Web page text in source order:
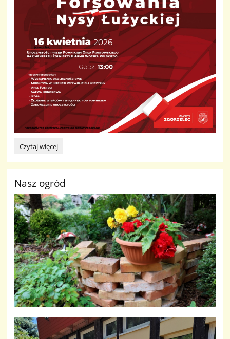
Forsowanie
Łużyckiej:
Czytaj więcej
Nasz ogród